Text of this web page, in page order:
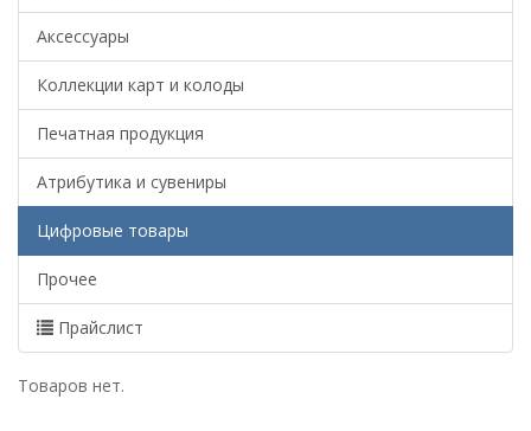
Аксессуары
Коллекции карт и колоды
Печатная продукция
Атрибутика и сувениры
Цифровые товары
Прочее
Прайслист
Товаров нет.